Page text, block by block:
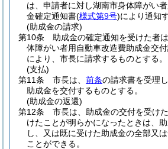
は、申請者に対し湖南市身体障がい
金確定通知書(様式第9号)により通知
(助成金の請求)
第10条
助成金の確定通知を受けた者
体障がい者用自動車改造費助成金交
により、市長に請求するものとする。
(支払)
第11条
市長は、 前条の請求書を受理
助成金を交付するものとする。
(助成金の返還)
第12条
市長は、助成金の交付を受け
けたことが明らかになったときは、
し、又は既に受けた助成金の全部又
ことができる。